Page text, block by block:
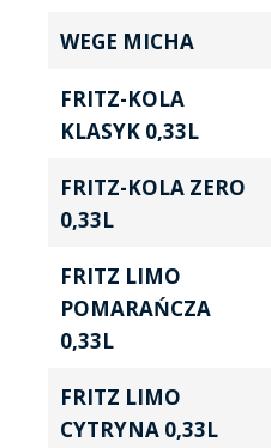
WEGE MICHA
FRITZ-KOLA
KLASYK 0,33L
FRITZ-KOLA ZERO
0,33L
FRITZ LIMO
POMARAŃCZA
0,33L
FRITZ LIMO
CYTRYNA 0,33L